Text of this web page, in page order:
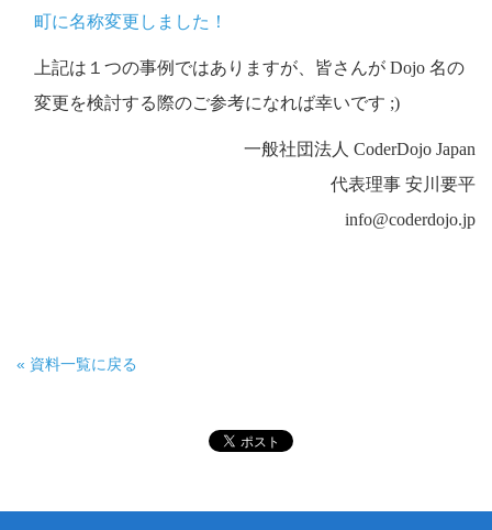
町に名称変更しました！
上記は１つの事例ではありますが、皆さんが Dojo 名の
変更を検討する際のご参考になれば幸いです ;)
一般社団法人 CoderDojo Japan
代表理事 安川要平
info@coderdojo.jp
« 資料一覧に戻る